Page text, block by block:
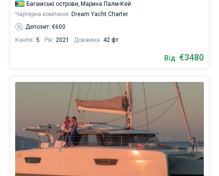
Багамські острови, Марина Палм-Кей
Чартерна компанія: Dream Yacht Charter
Депозит: €600
Каюти: 5 Рік: 2021 Довжина: 42 фт
Від €3480